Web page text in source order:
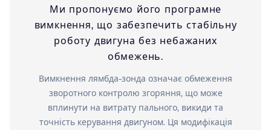
Ми пропонуємо його програмне
вимкнення, що забезпечить стабільну
роботу двигуна без небажаних
обмежень.
Вимкнення лямбда-зонда означає обмеження
зворотного контролю згоряння, що може
вплинути на витрату пального, викиди та
точність керування двигуном. Ця модифікація